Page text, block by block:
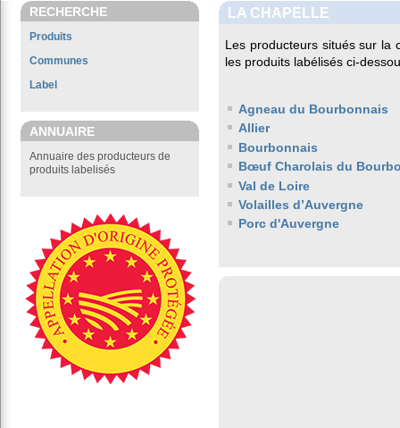
RECHERCHE
Produits
Communes
Label
ANNUAIRE
Annuaire des producteurs de
produits labelisés
LA CHAPELLE
Les producteurs situés sur la
les produits labélisés ci-
Agneau du Bourbonnais
Allier
Bourbonnais
Bœuf Charolais du
Val de Loire
Volailles d’Auvergne
Porc d'Auvergne